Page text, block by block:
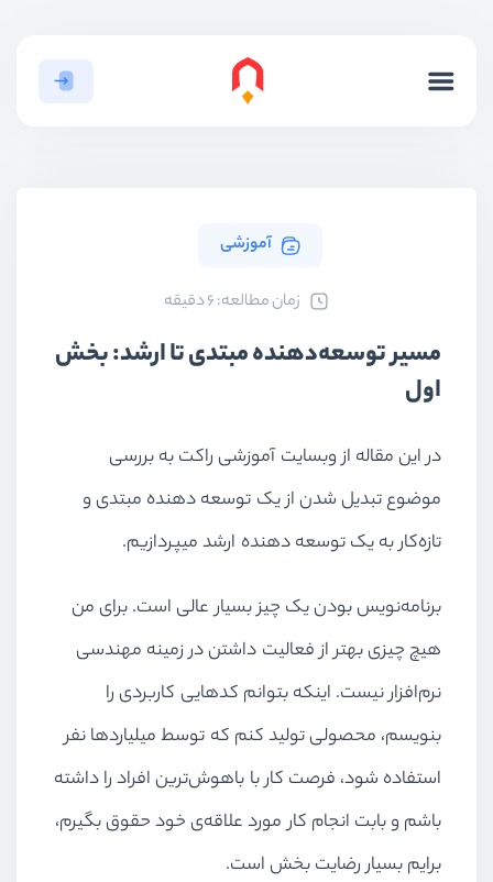
آموزشی
ﺯﻣﺎﻥ ﻣﻄﺎﻟﻌﻪ: 6 دقیقه
مسیر توسعه‌دهنده مبتدی تا ارشد: بخش
اول
در این مقاله از وبسایت آموزشی راکت به بررسی
موضوع تبدیل شدن از یک توسعه دهنده مبتدی و
تازه‌کار به یک توسعه دهنده ارشد میپردازیم.
برنامه‌نویس بودن یک چیز بسیار عالی است. برای من
هیچ چیزی بهتر از فعالیت داشتن در زمینه مهندسی
نرم‌افزار نیست. اینکه بتوانم کدهایی کاربردی را
بنویسم، محصولی تولید کنم که توسط میلیاردها نفر
استفاده شود، فرصت کار با باهوش‌ترین افراد را داشته
باشم و بابت انجام کار مورد علاقه‌ی خود حقوق بگیرم،
برایم بسیار رضایت بخش است.